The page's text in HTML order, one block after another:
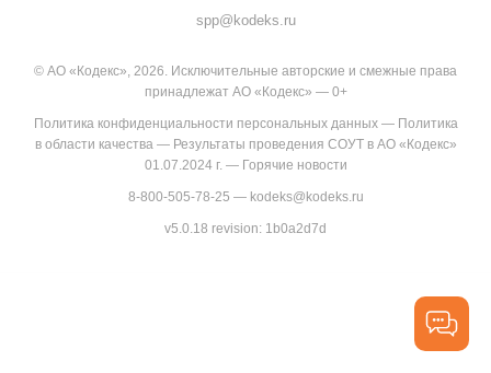
spp@kodeks.ru
© АО «Кодекс», 2026. Исключительные авторские и смежные права
принадлежат АО «Кодекс» — 0+
Политика конфиденциальности персональных данных— Политика
в области качества— Результаты проведения СОУТ в АО «Кодекс»
01.07.2024 г.— Горячие новости
8-800-505-78-25 — kodeks@kodeks.ru
v5.0.18 revision: 1b0a2d7d